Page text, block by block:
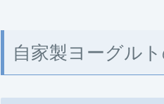
自家製ヨーグル